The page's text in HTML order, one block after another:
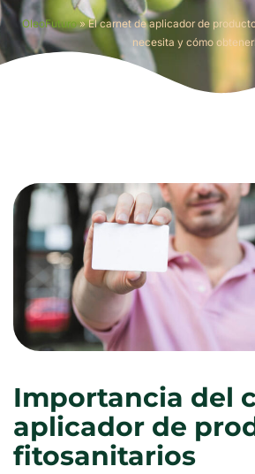
OleoFuturo»El carnet de aplicador de
necesita y cómo
Importancia del
aplicador de
fitosanitarios